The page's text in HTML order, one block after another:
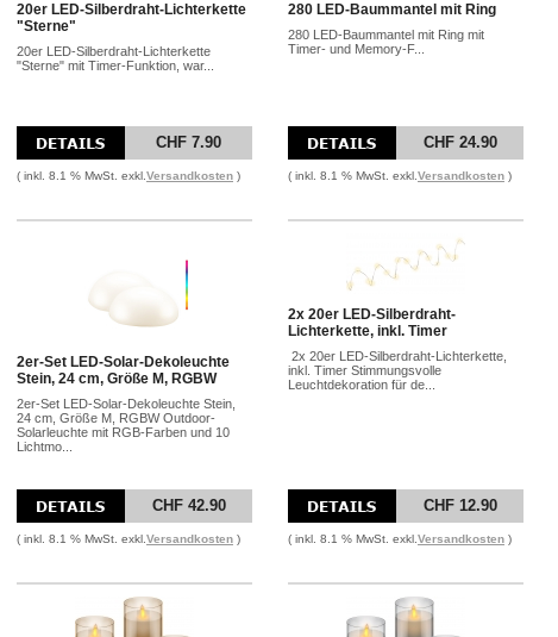
20er LED-Silberdraht-Lichterkette
"Sterne"
20er LED-Silberdraht-Lichterkette
"Sterne" mit Timer-Funktion, war...
CHF 7.90
( inkl. 8.1 % MwSt. exkl. Versandkosten )
280 LED-Baummantel mit Ring
280 LED-Baummantel mit Ring mit
Timer- und Memory-F...
CHF 24.90
( inkl. 8.1 % MwSt. exkl. Versandkosten )
2er-Set LED-Solar-Dekoleuchte
Stein, 24 cm, Größe M, RGBW
2er-Set LED-Solar-Dekoleuchte Stein,
24 cm, Größe M, RGBW Outdoor-
Solarleuchte mit RGB-Farben und 10
Lichtmo...
CHF 42.90
( inkl. 8.1 % MwSt. exkl. Versandkosten )
2x 20er LED-Silberdraht-
Lichterkette, inkl. Timer
2x 20er LED-Silberdraht-Lichterkette,
inkl. Timer Stimmungsvolle
Leuchtdekoration für de...
CHF 12.90
( inkl. 8.1 % MwSt. exkl. Versandkosten )